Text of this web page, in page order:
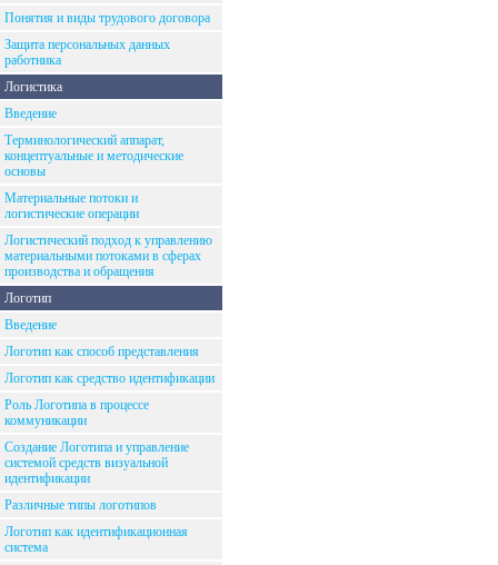
Понятия и виды трудового договора
Защита персональных данных
работника
Логистика
Введение
Терминологический аппарат,
концептуальные и методические
основы
Материальные потоки и
логистические операции
Логистический подход к управлению
материальными потоками в сферах
производства и обращения
Логотип
Введение
Логотип как способ представления
Логотип как средство идентификации
Роль Логотипа в процессе
коммуникации
Создание Логотипа и управление
системой средств визуальной
идентификации
Различные типы логотипов
Логотип как идентификационная
система